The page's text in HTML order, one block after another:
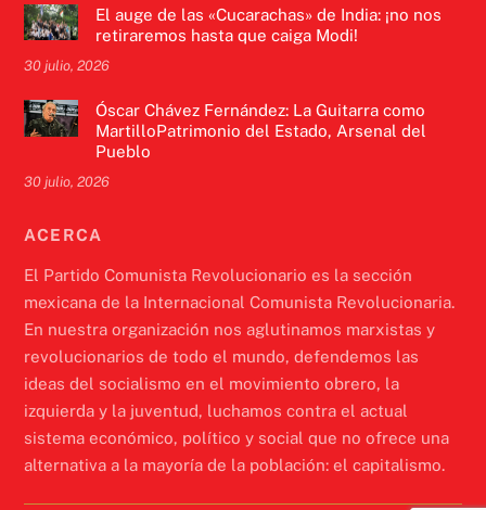
El auge de las «Cucarachas» de India: ¡no nos
retiraremos hasta que caiga Modi!
30 julio, 2026
Óscar Chávez Fernández: La Guitarra como
MartilloPatrimonio del Estado, Arsenal del
Pueblo
30 julio, 2026
ACERCA
El Partido Comunista Revolucionario es la sección
mexicana de la Internacional Comunista Revolucionaria.
En nuestra organización nos aglutinamos marxistas y
revolucionarios de todo el mundo, defendemos las
ideas del socialismo en el movimiento obrero, la
izquierda y la juventud, luchamos contra el actual
sistema económico, político y social que no ofrece una
alternativa a la mayoría de la población: el capitalismo.